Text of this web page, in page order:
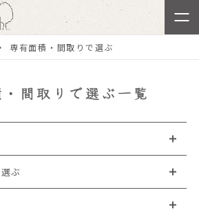
専有面積・間取りで選ぶ
間取りで選ぶ一覧
ぶ